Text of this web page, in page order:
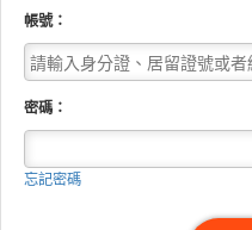
帳號：
密碼：
忘記密碼